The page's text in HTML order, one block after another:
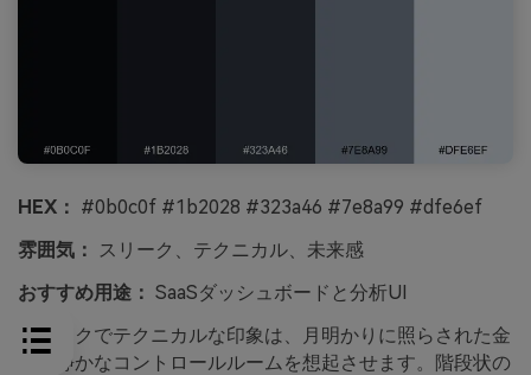
HEX： #0b0c0f #1b2028 #323a46 #7e8a99 #dfe6ef
雰囲気： スリーク、テクニカル、未来感
おすすめ用途： SaaSダッシュボードと分析UI
スリークでテクニカルな印象は、月明かりに照らされた金
属と静かなコントロールルームを想起させます。階段状の